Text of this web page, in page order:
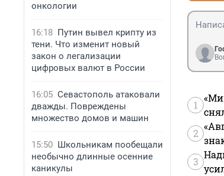
онкологии
16:18 Путин вывел крипту из
тени. Что изменит новый
закон о легализации
цифровых валют в России
16:05 Севастополь атаковали
дважды. Повреждены
множество домов и машин
15:50 Школьникам пообещали
необычно длинные осенние
каникулы
1
2
3